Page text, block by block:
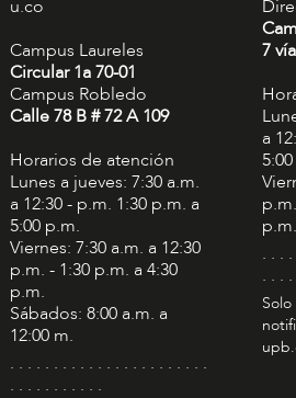
u.co
Campus Laureles
Circular 1a 70-01
Campus Robledo
Calle 78 B # 72 A 109
Horarios de atención
Lunes a jueves: 7:30 a.m.
a 12:30 - p.m. 1:30 p.m. a
5:00 p.m.
Viernes: 7:30 a.m. a 12:30
p.m. - 1:30 p.m. a 4:30
p.m.
Sábados: 8:00 a.m. a
12:00 m.
. . . . . . . . . . . . . . . . . . . . . . .
. . . . . . . . . . .
7
a
p.m.
. . .
. . .